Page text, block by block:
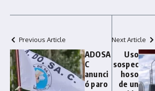
Previous Article
ADOSA
C
anunci
ó paro
Next Article
Uso
sospec
hoso
de un